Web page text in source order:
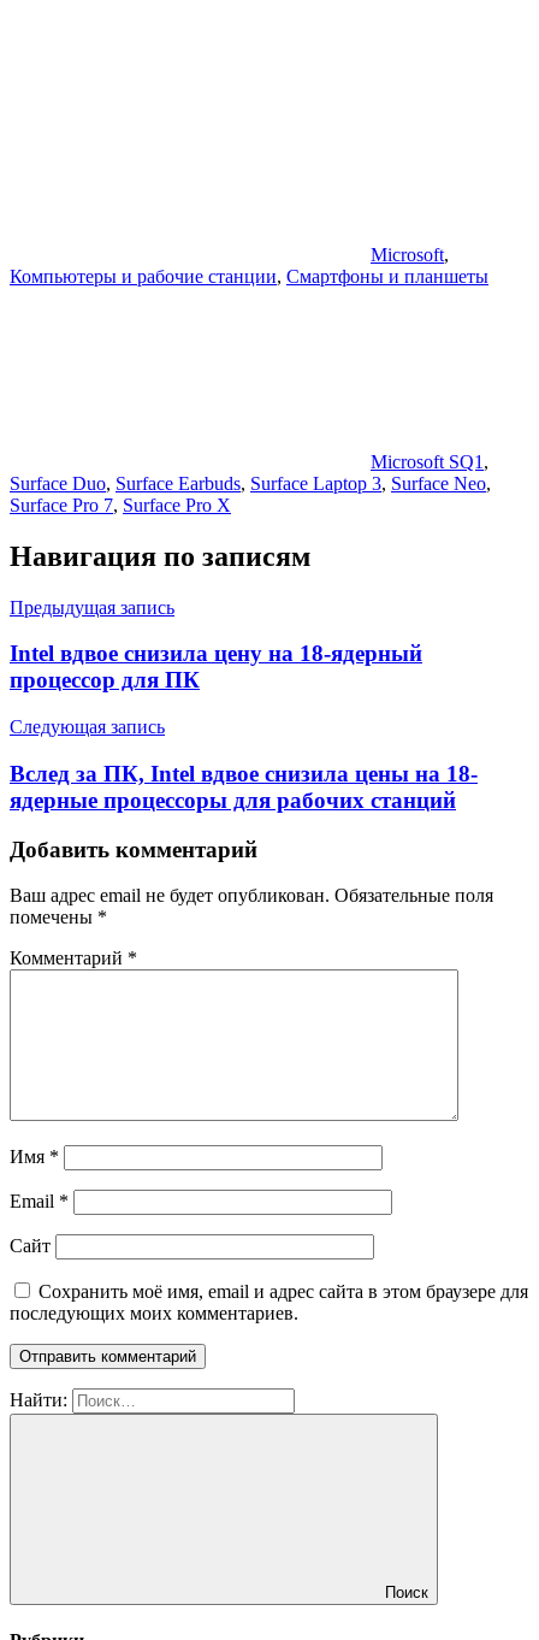
Microsoft,
Компьютеры и рабочие станции, Смартфоны и планшеты
Microsoft SQ1 ,
Surface Duo, Surface Earbuds, Surface Laptop 3, Surface Neo,
Surface Pro 7, Surface Pro X
Навигация по записям
Предыдущая запись
Intel вдвое снизила цену на 18-ядерный
процессор для ПК
Следующая запись
Вслед за ПК, Intel вдвое снизила цены на 18-
ядерные процессоры для рабочих станций
Добавить комментарий
Ваш адрес email не будет опубликован. Обязательные поля
помечены *
Комментарий *
Имя *
Email *
Сайт
Сохранить моё имя, email и адрес сайта в этом браузере для
последующих моих комментариев.
Найти:
Поиск